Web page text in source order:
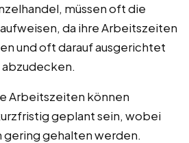
müssen oft die
da ihre Arbeitszeiten
und oft darauf ausgerichtet
Arbeitszeiten können
geplant sein, wobei
gehalten werden.